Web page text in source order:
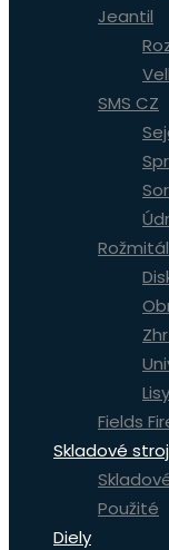
Jeantil
SMS CZ
Rožmitál
Fields
Skladové
Použité
Diely